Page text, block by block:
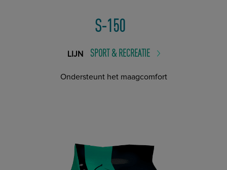
S-150
LIJN SPORT & RECREATIE
Ondersteunt het maagcomfort